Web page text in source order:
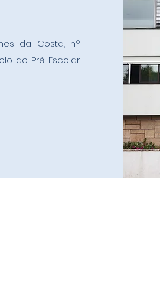
da Costa, n.º
do Pré-Escolar